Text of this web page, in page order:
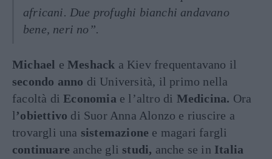
africani. Due profughi bianchi andavano
bene, neri no”.
Michael eMeshack a Kiev frequentavano il
secondo anno di Università, il primo nella
facoltà diEconomia e l’altro di Medicina. Ora
l’obiettivo di Suor Anna Alonzo e riuscire a
trovargli una sistemazione e magari fargli
continuare anche gli studi, anche se in Italia